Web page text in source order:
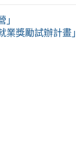
獎勵試辦計畫」